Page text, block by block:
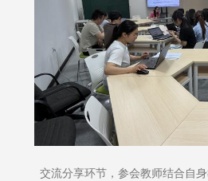
交流分享环节，参会教师结合自